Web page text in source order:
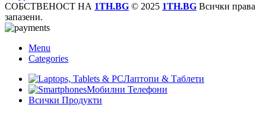
СОБСТВЕНОСТ НА 1TH.BG © 2025 1TH.BG Всички права
запазени.
Menu
Categories
Лаптопи & Таблети
Мобилни Телефони
Всички Продукти